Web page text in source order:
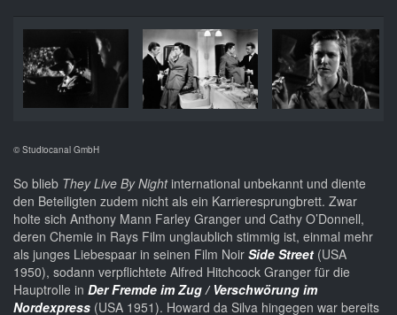
© Studiocanal GmbH
So blieb They Live By Nightinternational unbekannt und diente
den Beteiligten zudem nicht als ein Karrieresprungbrett. Zwar
holte sich Anthony Mann Farley Granger und Cathy O’Donnell,
deren Chemie in Rays Film unglaublich stimmig ist, einmal mehr
als junges Liebespaar in seinen Film Noir Side Street (USA
1950), sodann verpflichtete Alfred Hitchcock Granger für die
Hauptrolle in Der Fremde im Zug / Verschwörung im
Nordexpress (USA 1951). Howard da Silva hingegen war bereits